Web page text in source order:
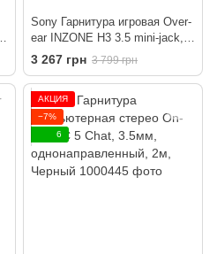
Sony Гарнитура игровая Over-
ear INZONE H3 3.5 mini-jack,
Mic
3 267 грн 3 799 грн
АКЦИЯ
−7%
6